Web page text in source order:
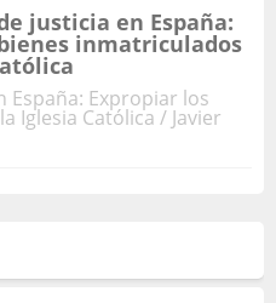
justicia en España:
inmatriculados
España: Expropiar los
Iglesia Católica / Javier